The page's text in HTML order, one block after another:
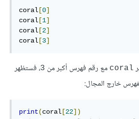
coral [0]
coral [1]
coral [2]
coral [3]
coral مع رقم فهرس أكبر من 3، فستظهر
خارج المجال:
print(coral [22])